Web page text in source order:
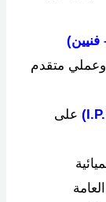
متقدم
على